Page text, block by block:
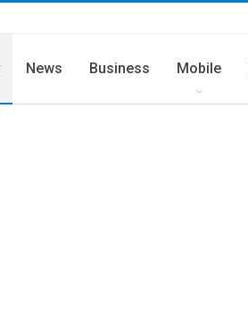
News Business Mobile